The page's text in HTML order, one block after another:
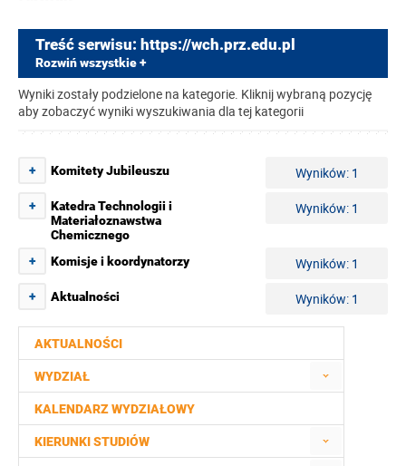
AKTUALNOŚCI
WYDZIAŁ
KALENDARZ WYDZIAŁOWY
KIERUNKI STUDIÓW
Treść serwisu: https://wch.prz.edu.pl
Rozwiń wszystkie +
Wyniki zostały podzielone na kategorie. Kliknij wybraną pozycję
aby zobaczyć wyniki wyszukiwania dla tej kategorii
+ Komitety Jubileuszu Wyników: 1
+
Katedra Technologii i
Materiałoznawstwa
Chemicznego
Wyników: 1
+ Komisje i koordynatorzy Wyników: 1
+ Aktualności Wyników: 1